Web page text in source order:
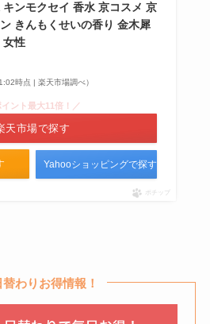
ンモクセイ 香水 京コスメ 京
きんもくせいの香り 金木犀
女性
時点 | 楽天市場調べ）
イント最大11倍！／
天市場で探す
Yahooショッピングで探す
ポチップ
替わりお得情報！